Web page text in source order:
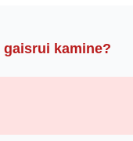
kamine?